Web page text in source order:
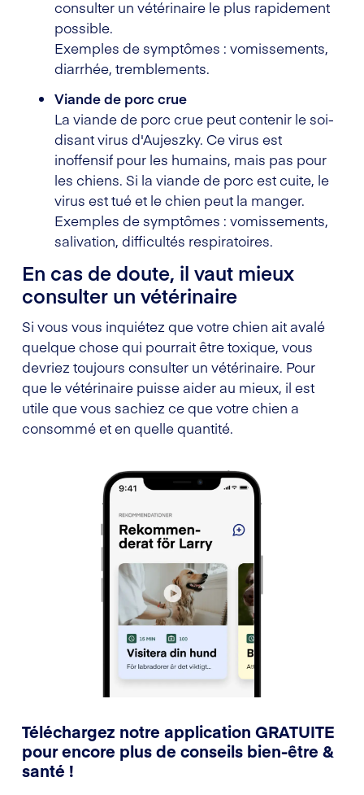
consulter un vétérinaire le plus rapidement
possible.
Exemples de symptômes : vomissements,
diarrhée, tremblements.
Viande de porc crue
La viande de porc crue peut contenir le soi-
disant virus d'Aujeszky. Ce virus est
inoffensif pour les humains, mais pas pour
les chiens. Si la viande de porc est cuite, le
virus est tué et le chien peut la manger.
Exemples de symptômes : vomissements,
salivation, difficultés respiratoires.
En cas de doute, il vaut mieux
consulter un vétérinaire
Si vous vous inquiétez que votre chien ait avalé
quelque chose qui pourrait être toxique, vous
devriez toujours consulter un vétérinaire. Pour
que le vétérinaire puisse aider au mieux, il est
utile que vous sachiez ce que votre chien a
consommé et en quelle quantité.
Téléchargez notre application GRATUITE
pour encore plus de conseils bien-être &
santé !